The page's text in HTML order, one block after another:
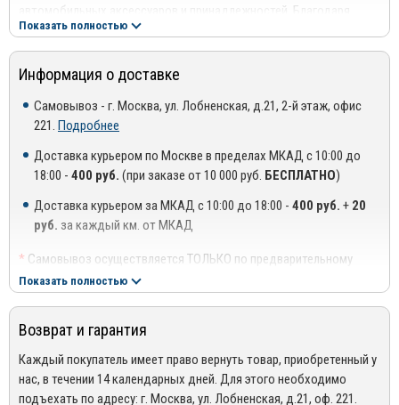
Инструкция по установке расположена на упаковке
Повышенная устойчивость к ударным нагрузкам, а также
механическим повреждениям;
Имеют привлекательный внешний вид и сохраняют его в
течение продолжительного времени;
Оправдывают свое присутствие в сложных климатических
условиях, в особенности в зимнее время;
Продолжительный период службы.
автомобильных аксессуаров и принадлежностей. Благодаря
постоянному мониторингу и желанию удовлетворить любые
потребности потенциальных клиентов, компания «Alu-Frost»
представляет накладки на пороги в широком ассортименте
практически для всех марок автомобилей.
Производственные мощности предприятия включают 3
независимых технологических линий для изготовления:
Деталей и аксессуаров из нержавеющей стали, устойчивой к
Запчастей из анодированного алюминиевого сплава,
Вся продукция компании имеют соответствующие сертификаты
качества, отвечает высоким стандартам и нормам. В частности
накладки на порог «Alu-Frost» представлены в уникальном
графическом дизайне, что позволяет рассматривать данный
аксессуар как элемент «хром пакета».
Показать полностью
Информация о доставке
Самовывоз - г. Москва, ул. Лобненская, д.21, 2-й этаж, офис
221. Подробнее
Доставка курьером по Москве в пределах МКАД с 10:00 до
18:00 - 400 руб. (при заказе от 10 000 руб. БЕСПЛАТНО)
Доставка курьером за МКАД с 10:00 до 18:00 - 400 руб. + 20
руб. за каждый км. от МКАД
* Самовывоз осуществляется ТОЛЬКО по предварительному
согласованию с менеджером!
проходная ТЦ или БЦ).
***Доставка до квартиры/офиса платная: + 100 руб. за заказ
весом до 10 кг., +200 руб. за заказ весом свыше 10 кг.
Показать полностью
Возврат и гарантия
Каждый покупатель имеет право вернуть товар, приобретенный у
нас, в течении 14 календарных дней. Для этого необходимо
подъехать по адресу: г. Москва, ул. Лобненская, д.21, оф. 221.